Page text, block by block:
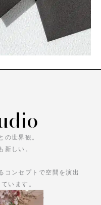
世界観。
新しい。
コンセプトで空間を演出
います。
みください。